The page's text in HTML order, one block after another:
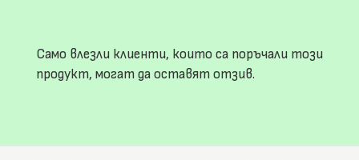
Само влезли клиенти, които са поръчали този
продукт, могат да оставят отзив.